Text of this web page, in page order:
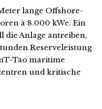
lange Offshore-
à 8.000 kWe. Ein
die Anlage antreiben,
Reserveleistung
Tao maritime
und kritische